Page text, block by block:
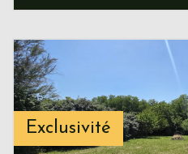
Exclusivité